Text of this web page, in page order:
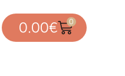
0.00€ 0